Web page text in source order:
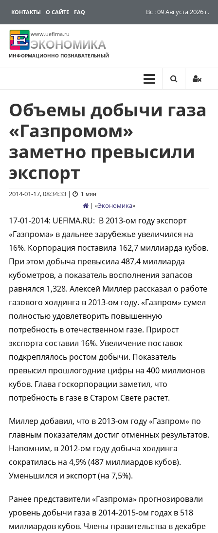
КОНТАКТЫ О САЙТЕ FAQ Вс : 09 Августа 2026 г.
www.uefima.ru
ЭКОНОМИКА
ИНФОРМАЦИОННО ПОЗНАВАТЕЛЬНЫЙ
Перейти
содержимому
Объемы добычи газа
«Газпромом»
заметно превысили
экспорт
2014-01-17, 08:34:33| 1 мин
| «Экономика»
17-01-2014: UEFIMA.RU: В 2013-ом году экспорт
«Газпрома» в дальнее зарубежье увеличился на
16%. Корпорация поставила 162,7 миллиарда кубов.
При этом добыча превысила 487,4 миллиарда
кубометров, а показатель восполнения запасов
равнялся 1,328. Алексей Миллер рассказал о работе
газового холдинга в 2013-ом году. «Газпром» сумел
полностью удовлетворить повышенную
потребность в отечественном газе. Прирост
экспорта составил 16%. Увеличение поставок
подкреплялось ростом добычи. Показатель
превысил прошлогодние цифры на 400 миллионов
кубов. Глава госкорпорации заметил, что
потребность в газе в Старом Свете растет.
Миллер добавил, что в 2013-ом году «Газпром» по
главным показателям достиг отменных результатов.
Напомним, в 2012-ом году добыча холдинга
сократилась на 4,9% (487 миллиардов кубов).
Уменьшился и экспорт (на 7,5%).
Ранее представители «Газпрома» прогнозировали
уровень добычи газа в 2014-2015-ом годах в 518
миллиардов кубов. Члены правительства в декабре